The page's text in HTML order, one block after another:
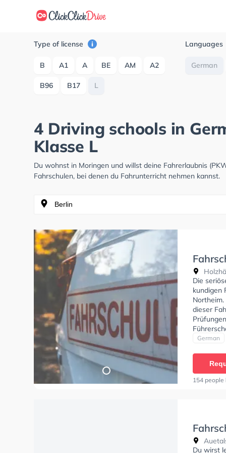
Type of license
B A1 A BE AM A2
B96 B17 L
Languages
German
4 Driving schools in
Klasse L
Du wohnst in Moringen und willst deine Fahrerlaubnis
Fahrschulen, bei denen du Fahrunterricht nehmen kannst.
Die
kundigen
dieser
Sie
German
154 people
Du wirst